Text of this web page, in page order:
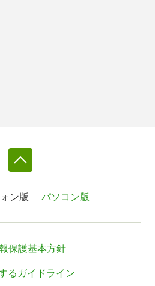
ン版 パソコン版
保護基本方針
るガイドライン